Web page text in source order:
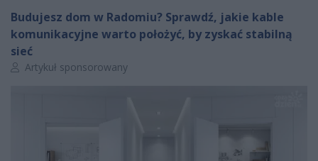
Budujesz dom w Radomiu? Sprawdź, jakie kable
komunikacyjne warto położyć, by zyskać stabilną
sieć
Autor artykułu:
Artykuł sponsorowany